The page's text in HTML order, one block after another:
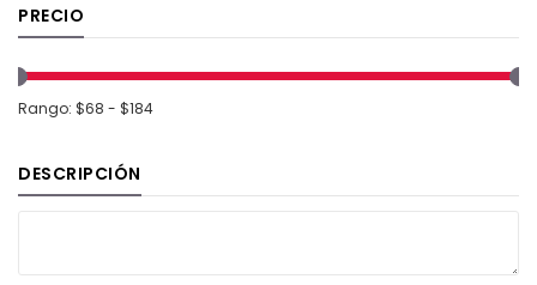
PRECIO
Rango: $68 - $184
DESCRIPCIÓN